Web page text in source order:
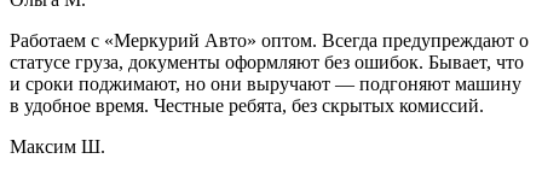
Работаем с «Меркурий Авто» оптом. Всегда предупреждают о
статусе груза, документы оформляют без ошибок. Бывает, что
и сроки поджимают, но они выручают — подгоняют машину
в удобное время. Честные ребята, без скрытых комиссий.
Максим Ш.